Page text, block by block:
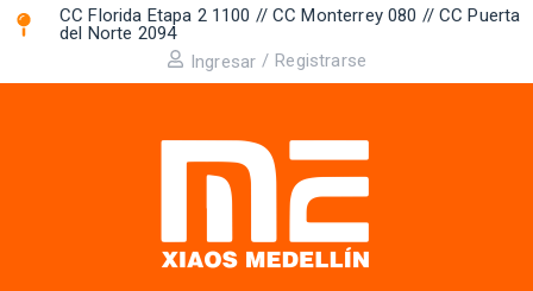
CC Florida Etapa 2 1100 // CC Monterrey 080 // CC Puerta
del Norte 2094 ​
Ingresar / Registrarse